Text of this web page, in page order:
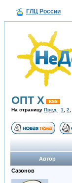
ГЛЦ России
ОПТ Х
На страницу Пред. 1 2
Автор
Сазонов